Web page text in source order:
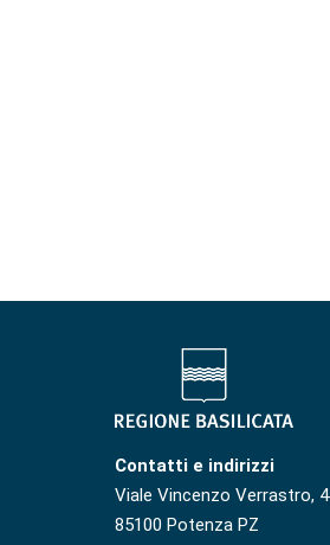
Contatti e indirizzi
Viale Vincenzo Verrastro, 4
85100 Potenza PZ